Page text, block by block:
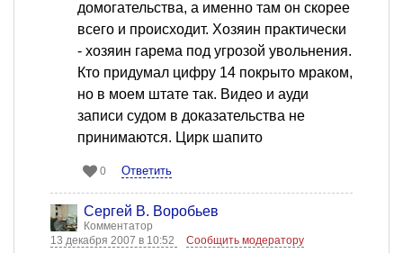
домогательства, а именно там он скорее
всего и происходит. Хозяин практически
- хозяин гарема под угрозой увольнения.
Кто придумал цифру 14 покрыто мраком,
но в моем штате так. Видео и ауди
записи судом в доказательства не
принимаются. Цирк шапито
0 Ответить
Сергей В. Воробьев
Комментатор
13 декабря 2007 в 10:52
Сообщить модератору